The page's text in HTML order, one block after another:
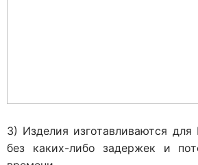
3) Изделия изготавливаются
без каких-либо задержек и